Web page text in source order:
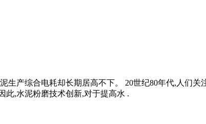
生产综合电耗却长期居高不下。 20世纪80年代,人们
此,水泥粉磨技术创新,对于提高水 .